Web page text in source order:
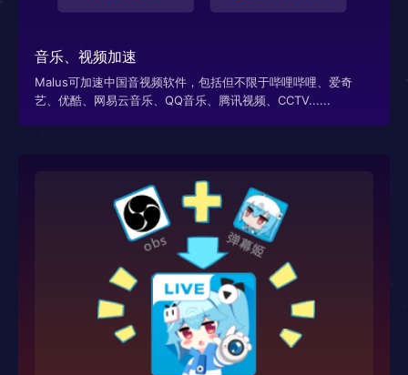
音乐、视频加速
Malus可加速中国音视频软件，包括但不限于哔哩哔哩、爱奇
艺、优酷、网易云音乐、QQ音乐、腾讯视频、CCTV......